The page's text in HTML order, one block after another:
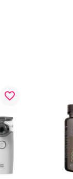
favorite_border